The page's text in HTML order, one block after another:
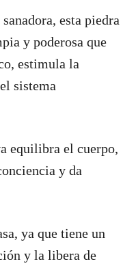
esta piedra
y poderosa que
estimula la
sistema
equilibra el cuerpo,
y da
ya que tiene un
y la libera de